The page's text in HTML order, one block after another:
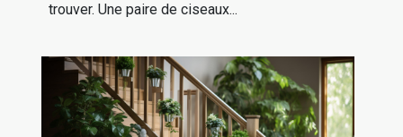
trouver. Une paire de ciseaux...